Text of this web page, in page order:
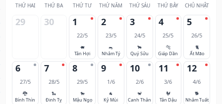
THỨ HAI THỨ BA THỨ TƯ THỨ NĂM THỨ SÁU THỨ BẢY CHỦ NHẬT
29 30 1
22/5
🐖
Tân Hợi
2
23/5
🐀
Nhâm Tý
3
24/5
🐂
Quý Sửu
4
25/5
🐅
Giáp Dần
5
26/5
🐈
Ất Mão
6
27/5
🐉
Bính Thìn
7
28/5
🐍
Đinh Tỵ
8
29/5
🐎
Mậu Ngọ
9
1/6
🐐
Kỷ Mùi
10
2/6
🐒
Canh Thân
11
3/6
🐓
Tân Dậu
12
4/6
🐕
Nhâm Tuất